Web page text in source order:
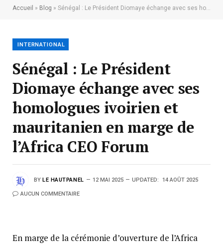
Accueil » Blog » Sénégal : Le Président Diomaye échange avec ses homologues ivoirien et mauritanien en marge de l’Africa CEO Forum
INTERNATIONAL
Sénégal : Le Président
Diomaye échange avec ses
homologues ivoirien et
mauritanien en marge de
l’Africa CEO Forum
BY LE HAUTPANEL 12 MAI 2025 UPDATED: 14 AOÛT 2025
AUCUN COMMENTAIRE
En marge de la cérémonie d’ouverture de l’Africa